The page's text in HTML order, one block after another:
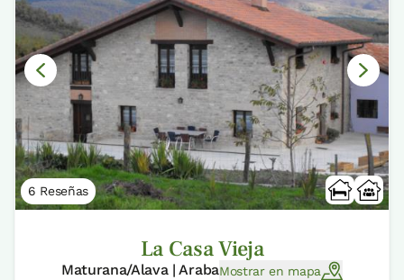
6 Reseñas
La Casa Vieja
Maturana/Alava | ArabaMostrar en mapa